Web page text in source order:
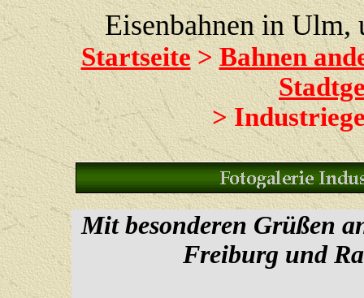
Eisenbahnen in
Startseite>Bahnen
>
Mit besonderen Grüßen
Freiburg und